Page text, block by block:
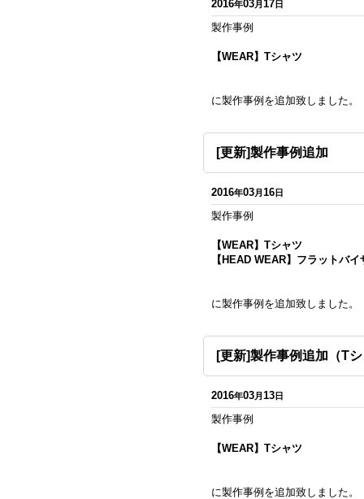
2016年03月17日
製作事例
【WEAR】Tシャツ
に製作事例を追加致しました。
[更新]製作事例追加
2016年03月16日
製作事例
【WEAR】Tシャツ
【HEAD WEAR】フラットバイ
に製作事例を追加致しました。
[更新]製作事例追加（T
2016年03月13日
製作事例
【WEAR】Tシャツ
に製作事例を追加致しました。